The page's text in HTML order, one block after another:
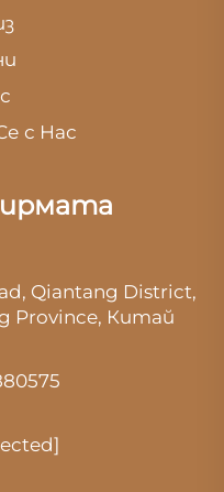
с Нас
Qiantang District,
Province, Китай